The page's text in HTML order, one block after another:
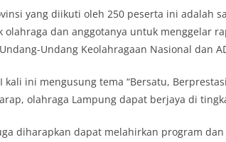
yang diikuti oleh 250 peserta ini adalah
olahraga dan anggotanya untuk menggelar
Undang Keolahragaan Nasional dan
kali ini mengusung tema “Bersatu,
olahraga Lampung dapat berjaya di
diharapkan dapat melahirkan program